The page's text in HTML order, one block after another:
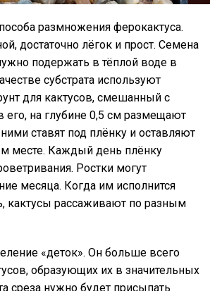
размножения ферокактуса.
достаточно лёгок и прост. Семена
подержать в тёплой воде в
субстрата используют
для кактусов, смешанный с
на глубине 0,5 см размещают
ставят под плёнку и оставляют
месте. Каждый день плёнку
Ростки могут
месяца. Когда им исполнится
кактусы рассаживают по разным
«деток». Он больше всего
образующих их в значительных
среза нужно будет присыпать